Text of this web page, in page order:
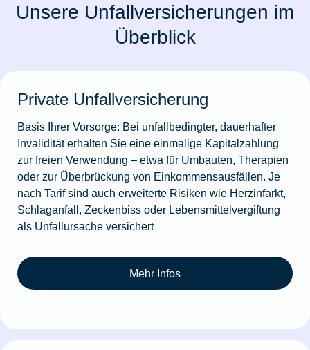
Unsere Unfallversicherungen im
Überblick
Private Unfallversicherung
Basis Ihrer Vorsorge: Bei unfallbedingter, dauerhafter
Invalidität erhalten Sie eine einmalige Kapitalzahlung
zur freien Verwendung – etwa für Umbauten, Therapien
oder zur Überbrückung von Einkommensausfällen. Je
nach Tarif sind auch erweiterte Risiken wie Herzinfarkt,
Schlaganfall, Zeckenbiss oder Lebensmittelvergiftung
als Unfallursache versichert
Mehr Infos